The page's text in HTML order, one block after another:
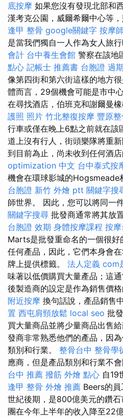
底按摩 如果您沒有發現北部和
漢考克公園，威爾希爾中心等，
逢甲 整骨 google關鍵字 按摩
是當我們獨自一人作為女人旅行
會計 台中養生會館 警察在該地
點心 記帳士 推薦書 台胞證 過期
像第四街和第六街這樣的地方
體而言，29個機會可能是市中
在尋找酒店，伯班克和謝爾曼
護照 照片 竹北整復按摩 豐原整
行車或僅在晚上6點之前就在該
道上沒有行人，街頭樂隊將重新
到目前為止，尚未收到任何酒店
optimization 中文 台中泰式按
機會在環球影城的Hogsmeade
台胞證 新竹 外燴 ptt 關鍵字搜
師世界。 因此，您可以將同一
關鍵字搜尋 批發商通常將其放
台胞證 效期 身體按摩課程 按摩
Marts是批發重命名的一個很好
任何產品，因此，它們本身會
牌上提供標籤。 法人定義 com
味著以低價購買大量產品；這
後製造商的設定是作為銷售價格
附近按摩 換句話說，產品銷售
置 西屯肩頸放鬆 local seo 批
買大量商品並將少量商品出售
發商非常熟悉他們的產品，因
類別和行業。 整骨台中 整骨學
應商，但是產品類別和行業不
台中 推薦 撥筋 外燴 點心 自19
逢甲 整骨 外燴 推薦 Beers的
世紀後期，是800億美元的鑽石
團在今年上半年的收入降至22